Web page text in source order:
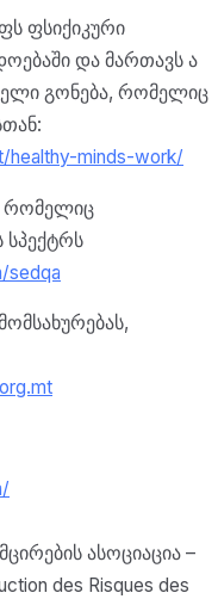
ფსიქიკური
და მართავს ა
გონება, რომელიც
healthy-minds-work/
რომელიც
sedqa
ასოციაცია –
des Risques des